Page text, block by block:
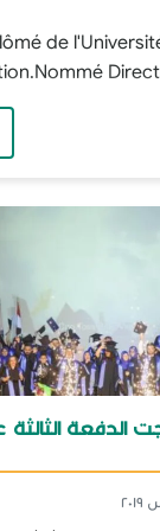
de
Baitieh
الدفعة